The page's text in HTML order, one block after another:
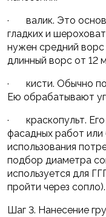
· валик. Это
гладких и
нужен средний
длинный ворс от 12
· кисти. Обычно
Ею обрабатывают
· краскопульт. Его
фасадных работ
использования
подбор диаметра
используется для
пройти через сопло).
Шаг 3. Нанесение